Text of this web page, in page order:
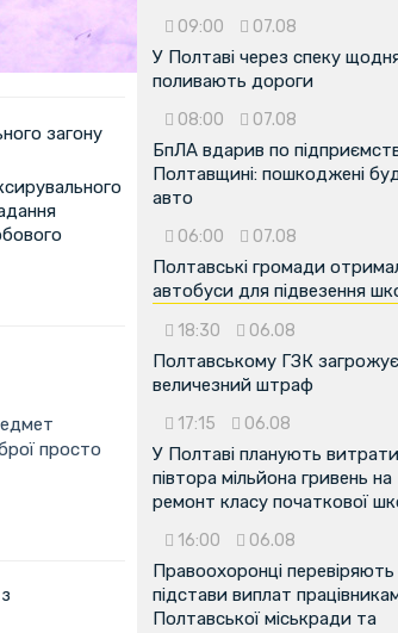
загону
просто
09:00 07.08
У Полтаві через спеку
поливають дороги
08:00 07.08
БпЛА вдарив по
Полтавщині: пошкоджені
авто
06:00 07.08
Полтавські громади
автобуси для підвезення
18:30 06.08
Полтавському ГЗК загрожує
величезний штраф
17:15 06.08
У Полтаві планують
півтора мільйона гривень на
ремонт класу початкової
16:00 06.08
Правоохоронці перевіряють
підстави виплат
Полтавської міськради та